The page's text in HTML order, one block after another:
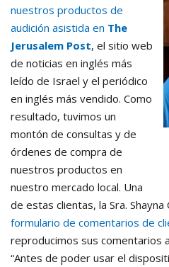
nuestros productos de
audición asistida en The
Jerusalem Post, el sitio web
de noticias en inglés más
leído de Israel y el periódico
en inglés más vendido. Como
resultado, tuvimos un
montón de consultas y de
órdenes de compra de
nuestros productos en
nuestro mercado local. Una
de estas clientas, la Sra.
formulario de comentarios de
reproducimos sus comentarios
“Antes de poder usar el